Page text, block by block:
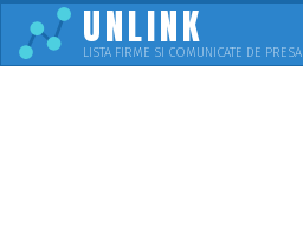
UNLINK
LISTA FIRME SI COMUNICATE DE PRESA